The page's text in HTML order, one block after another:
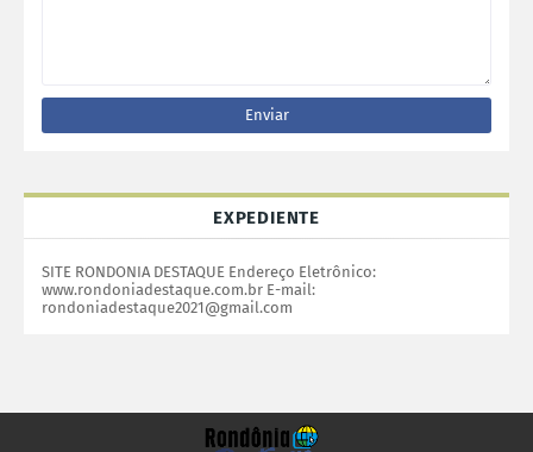
EXPEDIENTE
SITE RONDONIA DESTAQUE Endereço Eletrônico:
www.rondoniadestaque.com.br E-mail:
rondoniadestaque2021@gmail.com